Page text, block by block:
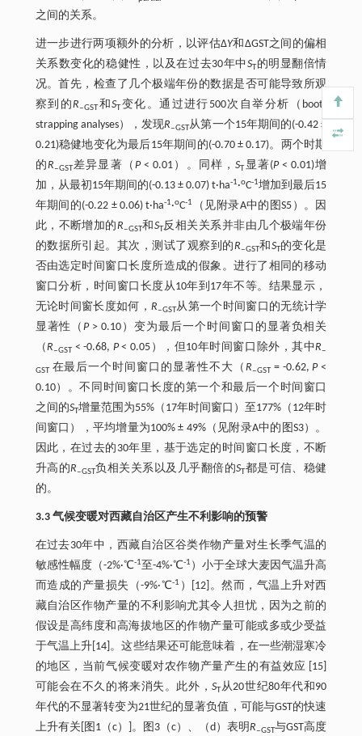
之间的关系。
进一步进行两项额外的分析，以评估∆Y和∆GST之间的偏相
关系数变化的稳健性，以及在过去30年中 ST的明显翻倍情
况。首先，检查了几个极端年份的数据是否可能导致所观
察到的R‒GST和ST变化。通过进行500次自举分析（boot-
strapping analyses），发现R‒GST从第一个15年期间的(-0.42 ±
0.21)稳健地变化为最后15年期间的(-0.70 ± 0.17)。两个时期
的R‒GST差异显著（ P< 0.01）。同样，ST显著(P< 0.01)增
加，从最初15年期间的(-0.13 ± 0.07) t·ha-1·oC-1增加到最后15
年期间的(-0.22 ± 0.06) t·ha-1·oC-1
（见附录A中的图S5）。因
此，不断增加的R‒GST和ST反相关关系并非由几个极端年份
的数据所引起。其次，测试了观察到的R‒GST和ST的变化是
否由选定时间窗口长度所造成的假象。进行了相同的移动
窗口分析，时间窗口长度从10年到17年不等。结果显示，
无论时间窗长度如何， R‒GST从第一个时间窗口的无统计学
显著性（P > 0.10）变为最后一个时间窗口的显著负相关
（R‒GST< -0.68, P< 0.05），但10年时间窗口除外，其中R‒
GST在最后一个时间窗口的显著性不大（ R‒GST= -0.62,P<
0.10）。不同时间窗口长度的第一个和最后一个时间窗口
之间的ST增量范围为55%（17年时间窗口）至177%（12年时
间窗口），平均增量为100% ± 49%（见附录A中的图S3）。
因此，在过去的30年里，基于选定的时间窗口长度，不断
升高的R‒GST负相关关系以及几乎翻倍的ST都是可信、稳健
的。
3.3 气候变暖对西藏自治区产生不利影响的预警
在过去30年中，西藏自治区谷类作物产量对生长季气温的
敏感性幅度（-2%·℃-1至-4%·℃-1 ）小于全球大麦因气温升高
而造成的产量损失（-9%·℃-1 ）[12]。然而，气温上升对西
藏自治区作物产量的不利影响尤其令人担忧，因为之前的
假设是高纬度和高海拔地区的作物产量可能或多或少受益
于气温上升[14]。这些结果还可能意味着，在一些潮湿寒冷
的地区，当前气候变暖对农作物产量产生的有益效应 [15]
可能会在不久的将来消失。此外，ST从20世纪80年代和90
年代的不显著转变为21世纪的显著负值，可能与GST的快速
上升有关[图1（c）]。图3（c）、（d）表明R‒GST与GST高度